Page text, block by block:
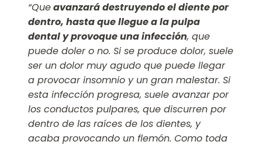
“Queavanzará destruyendo el diente por
dentro, hasta que llegue a la pulpa
dental y provoque una infección, que
puede doler o no. Si se produce dolor, suele
ser un dolor muy agudo que puede llegar
a provocar insomnio y un gran malestar. Si
esta infección progresa, suele avanzar por
los conductos pulpares, que discurren por
dentro de las raíces de los dientes, y
acaba provocando un flemón. Como toda